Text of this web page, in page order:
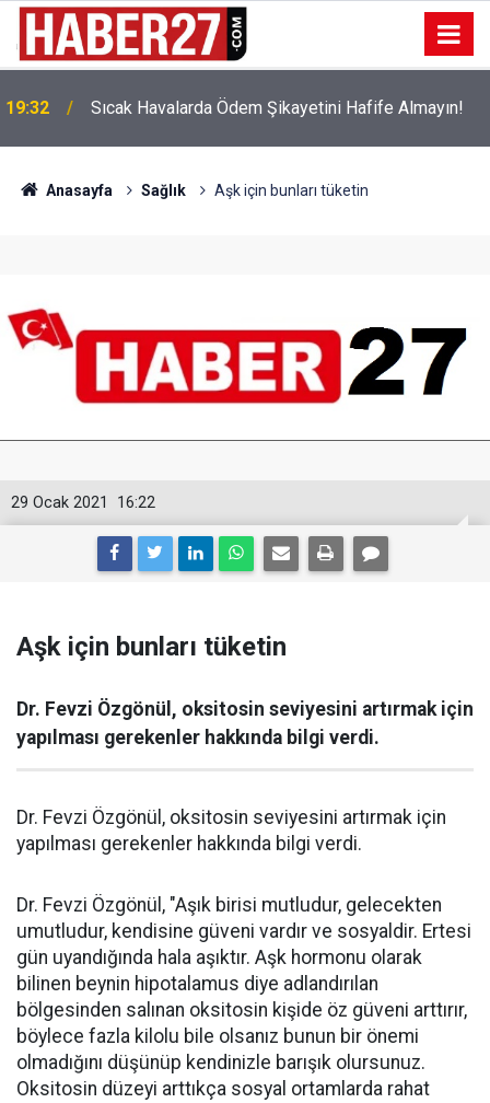
19:32 Sıcak Havalarda Ödem Şikayetini Hafife Almayın!
Anasayfa Sağlık Aşk için bunları tüketin
16:22
29 Ocak 2021
Aşk için bunları tüketin
Dr. Fevzi Özgönül, oksitosin seviyesini artırmak için
yapılması gerekenler hakkında bilgi verdi.
Dr. Fevzi Özgönül, oksitosin seviyesini artırmak için
yapılması gerekenler hakkında bilgi verdi.
Dr. Fevzi Özgönül, "Aşık birisi mutludur, gelecekten
umutludur, kendisine güveni vardır ve sosyaldir. Ertesi
gün uyandığında hala aşıktır. Aşk hormonu olarak
bilinen beynin hipotalamus diye adlandırılan
bölgesinden salınan oksitosin kişide öz güveni arttırır,
böylece fazla kilolu bile olsanız bunun bir önemi
olmadığını düşünüp kendinizle barışık olursunuz.
Oksitosin düzeyi arttıkça sosyal ortamlarda rahat